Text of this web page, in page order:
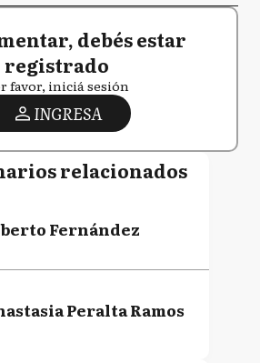
debés estar
registrado
favor, iniciá sesión
INGRESA
relacionados
Fernández
Peralta Ramos